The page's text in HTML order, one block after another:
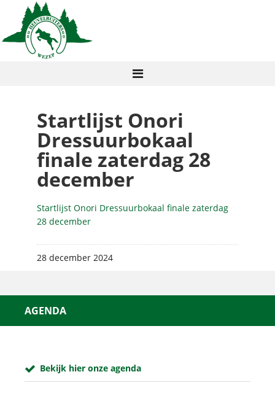
Startlijst Onori
Dressuurbokaal
finale zaterdag 28
december
Startlijst Onori Dressuurbokaal finale zaterdag
28 december
28 december 2024
AGENDA
Bekijk hier onze agenda